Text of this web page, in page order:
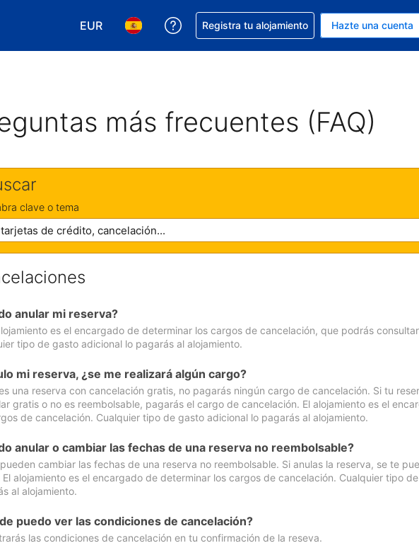
EUR
Elegir tu moneda. Tu moneda actual es EUR
Elegir el idioma que prefieres. Tu idioma actual es
Obtener ayuda con la reserva
Registra tu alojamiento Hazte una cuenta
más frecuentes (FAQ)
clave o tema
anular mi reserva?
es el encargado de determinar los cargos de cancelación, que podrás
tipo de gasto adicional lo pagarás al alojamiento.
mi reserva, ¿se me realizará algún cargo?
una reserva con cancelación gratis, no pagarás ningún cargo de cancelación. Si tu
gratis o no es reembolsable, pagarás el cargo de cancelación. El alojamiento es el
de cancelación. Cualquier tipo de gasto adicional lo pagarás al alojamiento.
anular o cambiar las fechas de una reserva no reembolsable?
cambiar las fechas de una reserva no reembolsable. Si anulas la reserva, se te
alojamiento es el encargado de determinar los cargos de cancelación. Cualquier tipo
al alojamiento.
puedo ver las condiciones de cancelación?
las condiciones de cancelación en tu confirmación de la reseva.